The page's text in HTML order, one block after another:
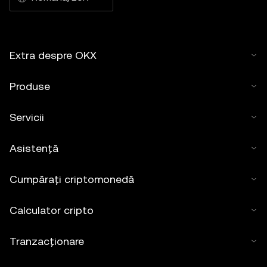
Extra despre OKX
Produse
Servicii
Asistență
Cumpărați criptomonedă
Calculator cripto
Tranzacționare